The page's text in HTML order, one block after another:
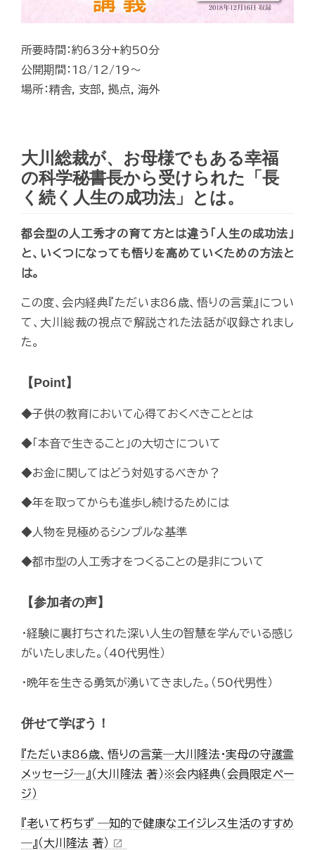
所要時間：約63分+約50分
公開期間：18/12/19～
場所：精舎, 支部, 拠点, 海外
大川総裁が、お母様でもある幸福
の科学秘書長から受けられた「長
く続く人生の成功法」とは。
都会型の人工秀才の育て方とは違う「人生の成功法」
と、いくつになっても悟りを高めていくための方法と
は。
この度、会内経典『ただいま86歳、悟りの言葉』につい
て、大川総裁の視点で解説された法話が収録されまし
た。
【Point】
◆子供の教育において心得ておくべきこととは
◆「本音で生きること」の大切さについて
◆お金に関してはどう対処するべきか？
◆年を取ってからも進歩し続けるためには
◆人物を見極めるシンプルな基準
◆都市型の人工秀才をつくることの是非について
【参加者の声】
・経験に裏打ちされた深い人生の智慧を学んでいる感じ
がいたしました。（40代男性）
・晩年を生きる勇気が湧いてきました。（50代男性）
併せて学ぼう！
『ただいま86歳、悟りの言葉―大川隆法・実母の守護霊
メッセージ―』（大川隆法 著）※会内経典（会員限定ペー
ジ）
『老いて朽ちず ―知的で健康なエイジレス生活のすすめ
―』（大川隆法 著）
open_in_new